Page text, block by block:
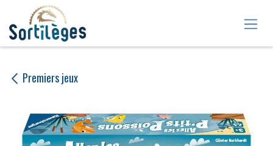
Se rendre au contenu
Premiers jeux